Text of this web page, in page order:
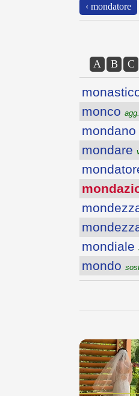
‹ mondatore
A B C
monco agg.
mondano
mondare
mondiale
mondo